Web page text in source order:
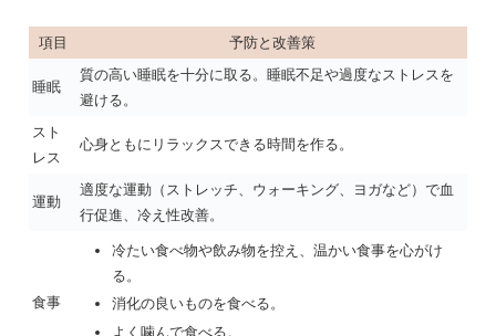
項目 予防と改善策
睡眠
質の高い睡眠を十分に取る。睡眠不足や過度なストレスを
避ける。
スト
レス
心身ともにリラックスできる時間を作る。
運動
適度な運動（ストレッチ、ウォーキング、ヨガなど）で血
行促進、冷え性改善。
食事
冷たい食べ物や飲み物を控え、温かい食事を心がけ
る。
消化の良いものを食べる。
よく噛んで食べる。